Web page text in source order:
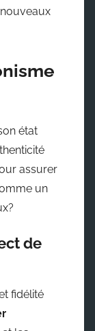
état
assurer
un
de
fidélité